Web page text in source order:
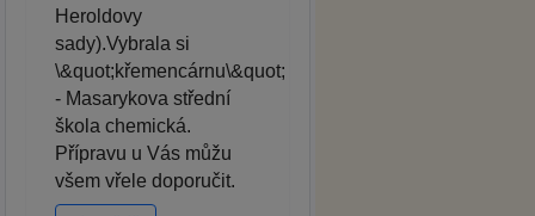
Heroldovy
sady).Vybrala si
\&quot;křemencárnu\&quot;
- Masarykova střední
škola chemická.
Přípravu u Vás můžu
všem vřele doporučit.